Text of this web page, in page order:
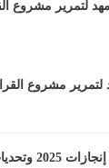
لتمرير مشروع